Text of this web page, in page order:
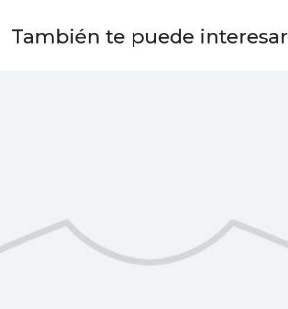
También te puede interesar